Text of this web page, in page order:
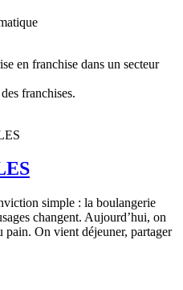
en franchise dans un secteur
franchises.
simple : la boulangerie
changent. Aujourd’hui, on
pain. On vient déjeuner, partager